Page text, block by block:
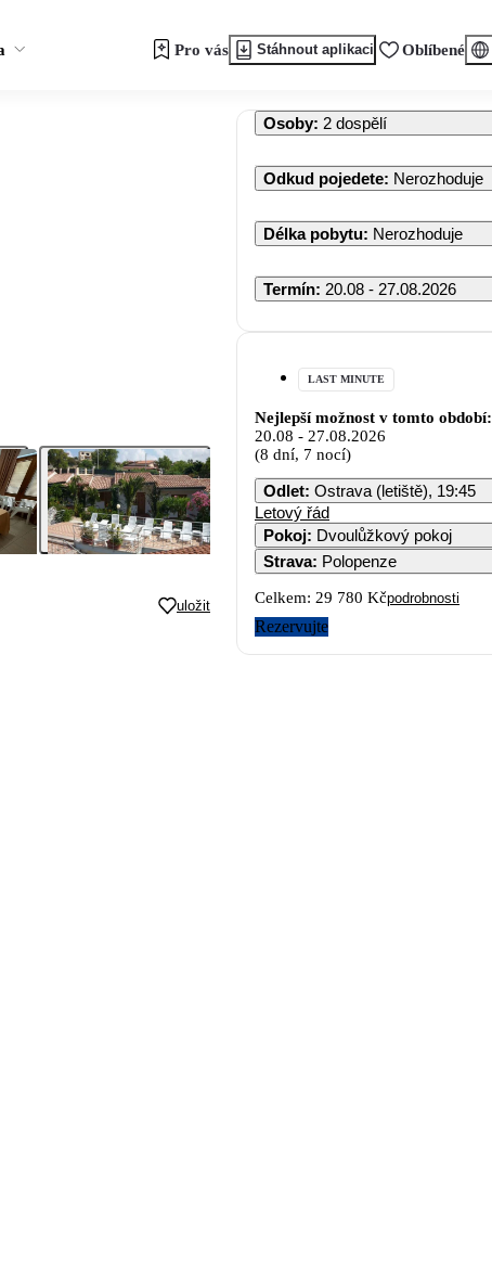
Pro vás Stáhnout aplikaci Oblíbené
uložit
Osoby: 2 dospělí
Odkud pojedete: Nerozhoduje
Délka pobytu: Nerozhoduje
Termín: 20.08 - 27.08.2026
LAST MINUTE
Nejlepší možnost v tomto období:
20.08 - 27.08.2026
(8 dní, 7 nocí)
Odlet: Ostrava (letiště), 19:45
Letový řád
Pokoj: Dvoulůžkový pokoj
Strava: Polopenze
Celkem: 29 780 Kčpodrobnosti
Rezervujte